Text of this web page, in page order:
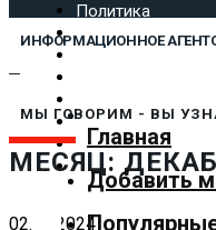
Политика
Экономика
Культура
Предложить
О нас
ИНФОРМАЦИОННОЕ
Главная
Добавить
МЫ ГОВОРИМ - ВЫ
МЕСЯЦ:
02.12.2024